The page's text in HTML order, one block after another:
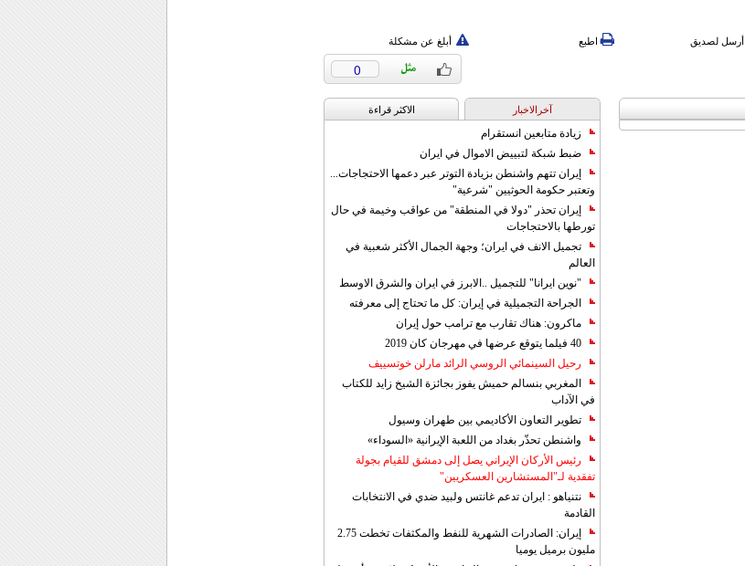
أرسل لصديق اطبع أبلغ عن مشكلة
0
آخرالاخبار الاکثر قراءة
زيادة متابعين انستقرام
ضبط شبكة لتبييض الاموال في ايران
إيران تتهم واشنطن بزيادة التوتر عبر دعمها الاحتجاجات...
وتعتبر حكومة الحوثيين "شرعية"
إيران تحذر "دولا في المنطقة" من عواقب وخيمة في حال
تورطها بالاحتجاجات
تجميل الانف في ايران؛ وجهة الجمال الأكثر شعبية في
العالم
"نوين ايرانا" للتجميل ..الابرز في ايران والشرق الاوسط
الجراحة التجميلية في إيران: كل ما تحتاج إلى معرفته
ماكرون: هناك تقارب مع ترامب حول إيران
40 فيلما يتوقع عرضها في مهرجان كان 2019
رحيل السينمائي الروسي الرائد مارلن خوتسييف
المغربي بنسالم حميش يفوز بجائزة الشيخ زايد للكتاب
في الآداب
تطوير التعاون الأكاديمي بين طهران وسيول
واشنطن تحذّر بغداد من اللعبة الإيرانية «السوداء»
رئيس الأركان الإيراني يصل إلى دمشق للقيام بجولة
تفقدية لـ"المستشارين العسكريين"
نتنياهو : ايران تدعم غانتس ولبيد ضدي في الانتخابات
القادمة
إيران: الصادرات الشهریة للنفط والمكثفات تخطت 2.75
مليون برميل يوميا